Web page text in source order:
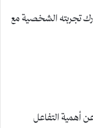
تجربته الشخصية مع
التفاعل